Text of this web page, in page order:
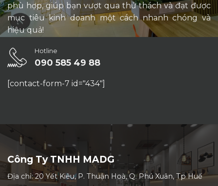
phù hợp, giúp bạn vượt qua thử thách và đạt được
mục tiêu kinh doanh một cách nhanh chóng và
hiệu quả!
Hotline
090 585 49 88
[contact-form-7 id="434"]
Công Ty TNHH MADG
Địa chỉ: 20 Yết Kiêu, P. Thuận Hoà, Q. Phú Xuân, Tp Huế